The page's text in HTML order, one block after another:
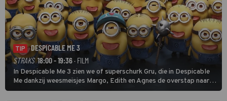
TIP
DESPICABLE ME 3
STRAKS 18:00 - 19:36· FILM
In Despicable Me 3 zien we of superschurk Gru, die in Despicable
Me dankzij weesmeisjes Margo, Edith en Agnes de overstap naar
het rechte pad maakte, ook op dat pad weet te blijven.